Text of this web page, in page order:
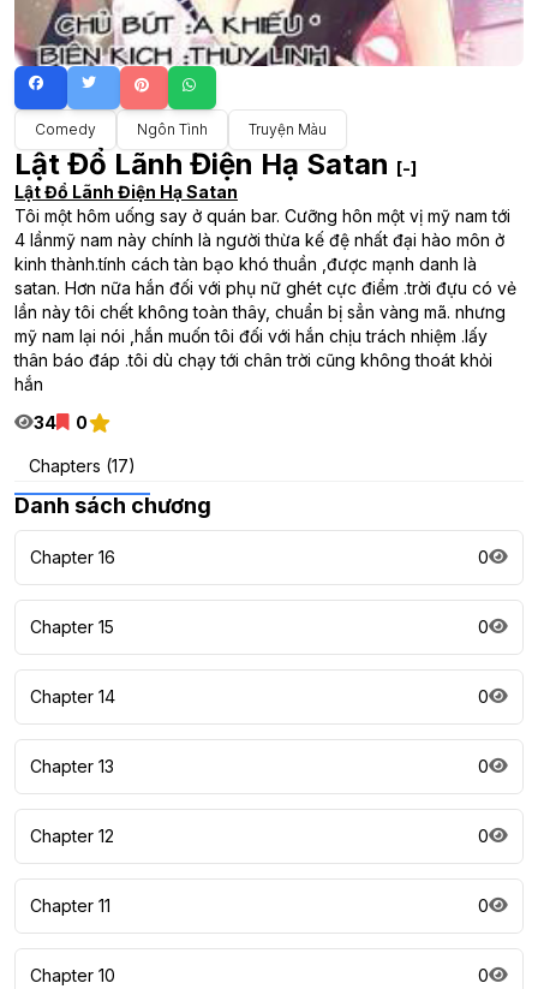
Comedy Ngôn Tình Truyện Màu
Lật Đổ Lãnh Điện Hạ Satan [-]
Lật Đổ Lãnh Điện Hạ Satan
Tôi một hôm uống say ở quán bar. Cưỡng hôn một vị mỹ nam tới
4 lầnmỹ nam này chính là người thừa kế đệ nhất đại hào môn ở
kinh thành.tính cách tàn bạo khó thuần ,được mạnh danh là
satan. Hơn nữa hắn đối với phụ nữ ghét cực điểm .trời đựu có vẻ
lần này tôi chết không toàn thây, chuẩn bị sẳn vàng mã. nhưng
mỹ nam lại nói ,hắn muốn tôi đối với hắn chịu trách nhiệm .lấy
thân báo đáp .tôi dù chạy tới chân trời cũng không thoát khỏi
hắn
34
0
Chapters (17)
Danh sách chương
Chapter 16 0
Chapter 15 0
Chapter 14 0
Chapter 13 0
Chapter 12 0
Chapter 11 0
Chapter 10 0